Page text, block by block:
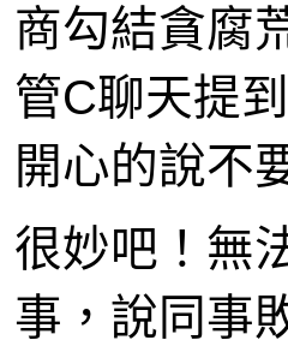
商勾結貪腐
管C聊天提
開心的說不
很妙吧！無
事，說同事